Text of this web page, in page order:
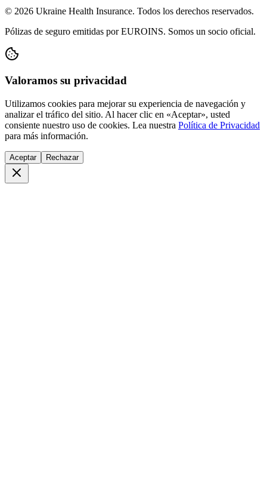
© 2026 Ukraine Health Insurance. Todos los derechos reservados.
Pólizas de seguro emitidas por EUROINS. Somos un socio oficial.
Valoramos su privacidad
Utilizamos cookies para mejorar su experiencia de navegación y
analizar el tráfico del sitio. Al hacer clic en «Aceptar», usted
consiente nuestro uso de cookies. Lea nuestra Política de Privacidad
para más información.
Aceptar Rechazar